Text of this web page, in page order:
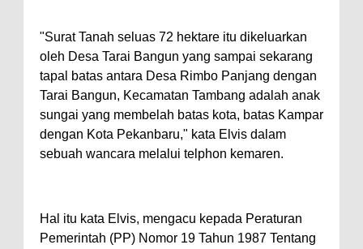
"Surat Tanah seluas 72 hektare itu dikeluarkan
oleh Desa Tarai Bangun yang sampai sekarang
tapal batas antara Desa Rimbo Panjang dengan
Tarai Bangun, Kecamatan Tambang adalah anak
sungai yang membelah batas kota, batas Kampar
dengan Kota Pekanbaru," kata Elvis dalam
sebuah wancara melalui telphon kemaren.
Hal itu kata Elvis, mengacu kepada Peraturan
Pemerintah (PP) Nomor 19 Tahun 1987 Tentang